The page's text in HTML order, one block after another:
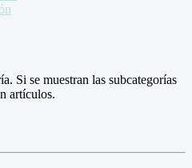
Si se muestran las subcategorías
artículos.